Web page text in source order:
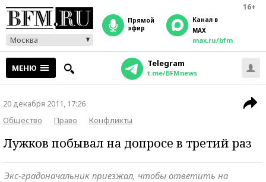
16+
Москва
прямой
эфир
Канал в
MAX
max.ru/bfm
МЕНЮ Telegram
t.me/BFMnews
20 декабря 2011, 17:26
Общество
Право Конфликты
Лужков побывал на допросе в третий раз
Экс-градоначальник приезжал, чтобы ответить на